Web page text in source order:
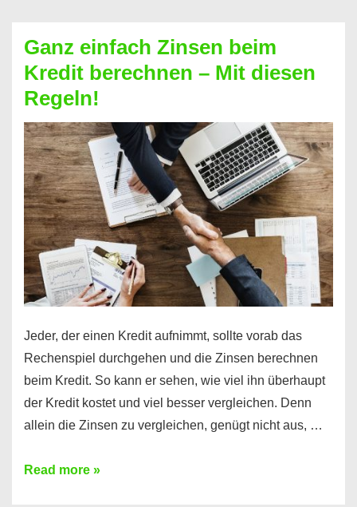
bekommen?
So
ist
es
möglich!
Ganz einfach Zinsen beim
Kredit berechnen – Mit diesen
Regeln!
Jeder, der einen Kredit aufnimmt, sollte vorab das
Rechenspiel durchgehen und die Zinsen berechnen
beim Kredit. So kann er sehen, wie viel ihn überhaupt
der Kredit kostet und viel besser vergleichen. Denn
allein die Zinsen zu vergleichen, genügt nicht aus, …
Ganz
Read more »